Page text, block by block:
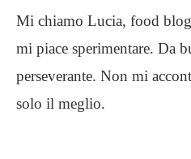
Mi chiamo Lucia, food
mi piace sperimentare. Da
perseverante. Non mi
solo il meglio.